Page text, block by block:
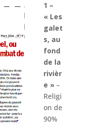
1 –
« Les
galet
s, au
fond
de la
rivièr
e »–
Religi
on de
90%